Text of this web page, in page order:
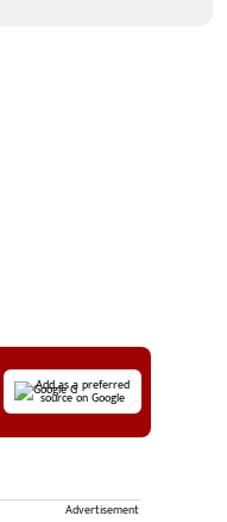
Add as a preferred
source on Google
Advertisement